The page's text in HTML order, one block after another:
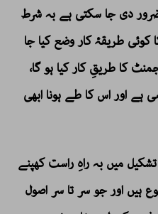
دی جا سکتی ہے بہ شرط
کوئی طریقۂ کار وضع کیا جا
کا طریقِ کار کیا ہو گا،
ہے اور اس کا طے ہونا ابھی
میں بہ راہِ راست کھپنے
ہیں اور جو سر تا سر اصول